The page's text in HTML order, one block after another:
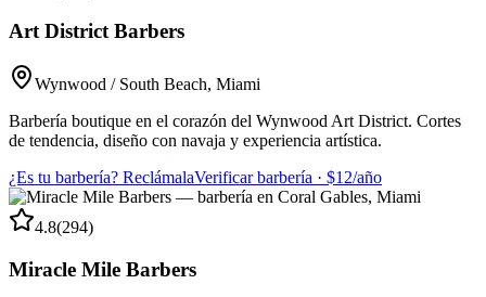
Art District Barbers
Wynwood / South Beach, Miami
Barbería boutique en el corazón del Wynwood Art District. Cortes
de tendencia, diseño con navaja y experiencia artística.
¿Es tu barbería? ReclámalaVerificar barbería · $12/año
4.8(294)
Miracle Mile Barbers